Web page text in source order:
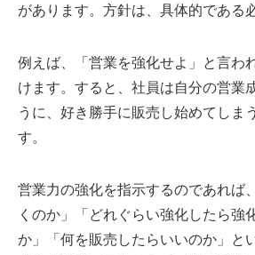
があります。方針は、具体的である
例えば、「営業を強化せよ」と言わ
けます。すると、社員は自分の営業
うに、好き勝手に販売し始めてしま
す。
営業力の強化を指示するのであれば
くのか」「どれぐらい強化したら強
か」「何を販売したらいいのか」と